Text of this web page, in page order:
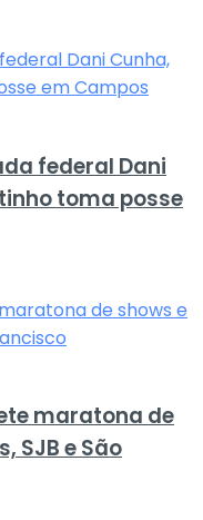
federal Dani
toma posse
maratona de
SJB e São